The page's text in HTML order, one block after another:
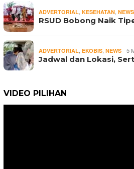
ADVERTORIAL, KESEHATAN, NEWS
RSUD Bobong Naik
ADVERTORIAL, EKOBIS, NEWS 5
Jadwal dan Lokasi,
VIDEO PILIHAN